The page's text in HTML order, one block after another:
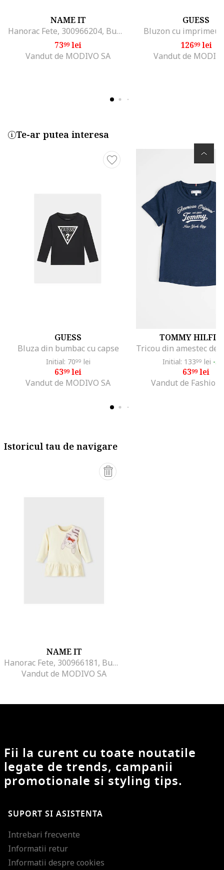
NAME IT
Hanorac Fete, 300966204, Bumbac, Violet, Violet
7399lei
Vandut de MODIVO SA
GUESS
Bluzon cu imprimeu
12699lei
Vandut de
Te-ar putea interesa
GUESS
Bluza din bumbac cu capse
Initial: 7099 lei
6399lei
Vandut de MODIVO SA
TOMMY
Initial: 13399 lei -
6399lei
Vandut de Fashion
Istoricul tau de navigare
NAME IT
Hanorac Fete, 300966181, Bumbac, Ecru, Ecru
Vandut de MODIVO SA
Fii la curent cu toate noutatile
legate de trends, campanii
promotionale si styling tips.
SUPORT SI ASISTENTA
Intrebari frecvente
Informatii retur
Informatii despre cookies